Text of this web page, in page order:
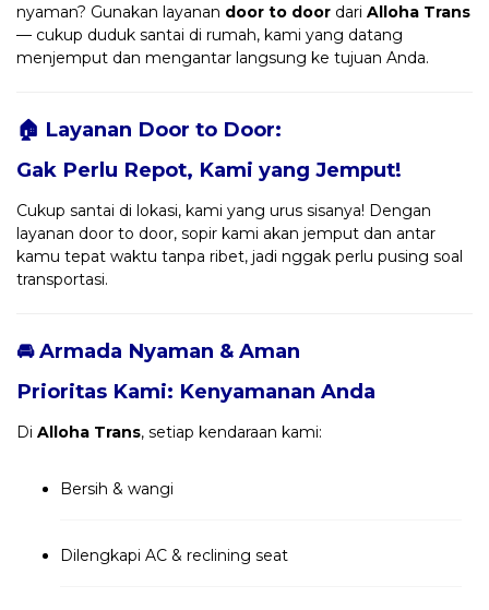
nyaman? Gunakan layanan door to door dari Alloha Trans
— cukup duduk santai di rumah, kami yang datang
menjemput dan mengantar langsung ke tujuan Anda.
🏠 Layanan Door to Door:
Gak Perlu Repot, Kami yang Jemput!
Cukup santai di lokasi, kami yang urus sisanya! Dengan
layanan door to door, sopir kami akan jemput dan antar
kamu tepat waktu tanpa ribet, jadi nggak perlu pusing soal
transportasi.
🚘 Armada Nyaman & Aman
Prioritas Kami: Kenyamanan Anda
Di Alloha Trans, setiap kendaraan kami:
Bersih & wangi
Dilengkapi AC & reclining seat